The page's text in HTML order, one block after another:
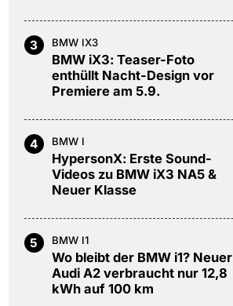
3 BMW IX3
BMW iX3: Teaser-Foto
enthüllt Nacht-Design vor
Premiere am 5.9.
4 BMW I
HypersonX: Erste Sound-
Videos zu BMW iX3 NA5 &
Neuer Klasse
5 BMW I1
Wo bleibt der BMW i1? Neuer
Audi A2 verbraucht nur 12,8
kWh auf 100 km